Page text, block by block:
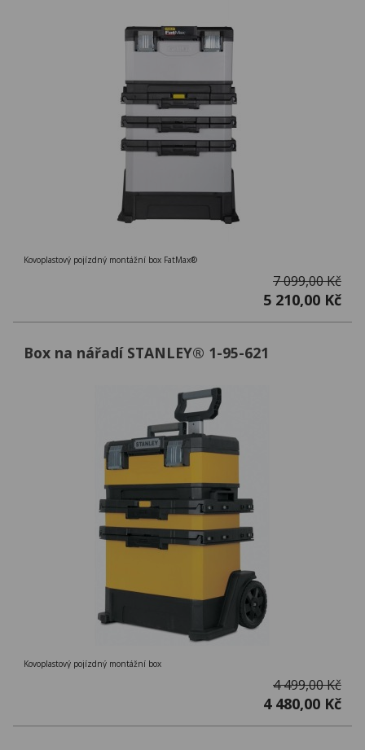
Kovoplastový pojízdný montážní box FatMax®
7 099,00 Kč
5 210,00 Kč
Box na nářadí STANLEY® 1-95-621
Kovoplastový pojízdný montážní box
4 499,00 Kč
4 480,00 Kč